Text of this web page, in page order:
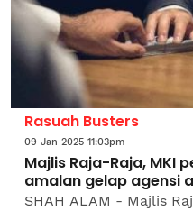
Rasuah Busters
09 Jan 2025 11:03pm
Majlis Raja-Raja, MKI
amalan gelap agensi
SHAH ALAM - Majlis